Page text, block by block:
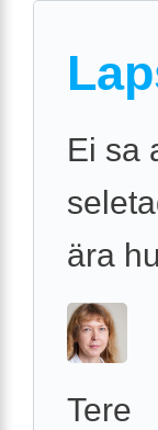
Ei sa
ära
Tere